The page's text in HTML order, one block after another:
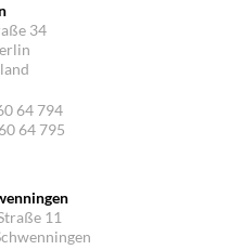
34
64 794
64 795
11